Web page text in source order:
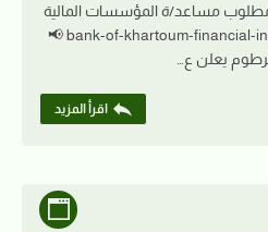
بنك الخرطوم 2026 | مطلوب مساعد/ة المؤسسات المالية
بالرئاسة bank-of-khartoum-financial-institution-assistant 📢
يعلن ع…
اقرأ المزيد